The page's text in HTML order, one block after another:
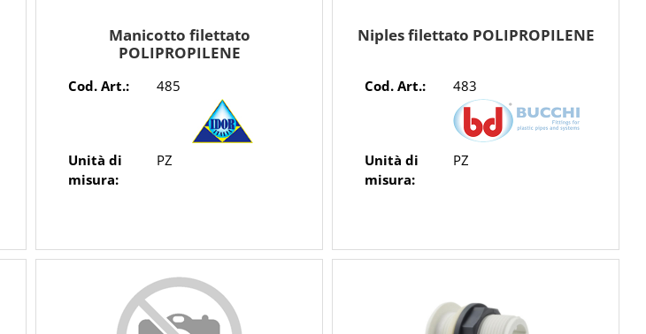
Manicotto filettato
POLIPROPILENE
Cod. Art.: 485
Unità di
misura:
PZ
Niples filettato POLIPROPILENE
Cod. Art.: 483
Unità di
misura:
PZ